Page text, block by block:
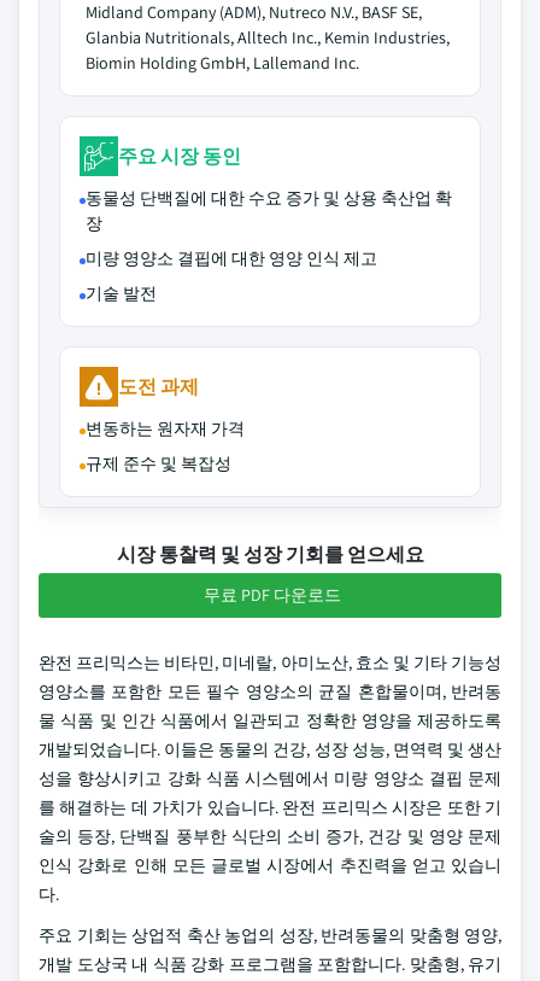
Midland Company (ADM), Nutreco N.V., BASF SE,
Glanbia Nutritionals, Alltech Inc., Kemin Industries,
Biomin Holding GmbH, Lallemand Inc.
주요 시장 동인
동물성 단백질에 대한 수요 증가 및 상용 축산업 확
장
미량 영양소 결핍에 대한 영양 인식 제고
기술 발전
도전 과제
변동하는 원자재 가격
규제 준수 및 복잡성
시장 통찰력 및 성장 기회를 얻으세요
무료 PDF 다운로드
완전 프리믹스는 비타민, 미네랄, 아미노산, 효소 및 기타 기능성
영양소를 포함한 모든 필수 영양소의 균질 혼합물이며, 반려동
물 식품 및 인간 식품에서 일관되고 정확한 영양을 제공하도록
개발되었습니다. 이들은 동물의 건강, 성장 성능, 면역력 및 생산
성을 향상시키고 강화 식품 시스템에서 미량 영양소 결핍 문제
를 해결하는 데 가치가 있습니다. 완전 프리믹스 시장은 또한 기
술의 등장, 단백질 풍부한 식단의 소비 증가, 건강 및 영양 문제
인식 강화로 인해 모든 글로벌 시장에서 추진력을 얻고 있습니
다.
주요 기회는 상업적 축산 농업의 성장, 반려동물의 맞춤형 영양,
개발 도상국 내 식품 강화 프로그램을 포함합니다. 맞춤형, 유기